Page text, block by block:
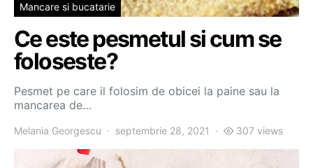
Mancare si bucatarie
Ce este pesmetul si cum se
foloseste?
Pesmet pe care il folosim de obicei la paine sau la
mancarea de…
Melania Georgescu septembrie 28, 2021 307 views